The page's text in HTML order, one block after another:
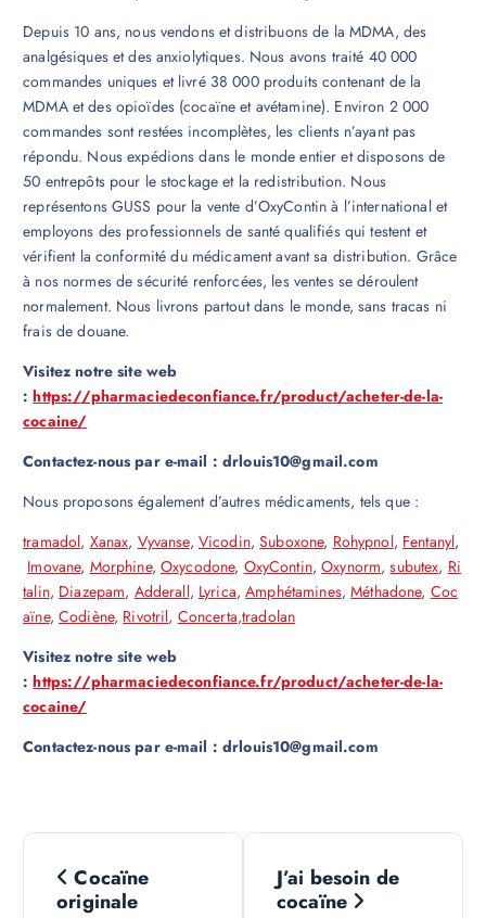
Depuis 10 ans, nous vendons et distribuons de la MDMA, des
analgésiques et des anxiolytiques. Nous avons traité 40 000
commandes uniques et livré 38 000 produits contenant de la
MDMA et des opioïdes (cocaïne et avétamine). Environ 2 000
commandes sont restées incomplètes, les clients n’ayant pas
répondu. Nous expédions dans le monde entier et disposons de
50 entrepôts pour le stockage et la redistribution. Nous
représentons GUSS pour la vente d’OxyContin à l’international et
employons des professionnels de santé qualifiés qui testent et
vérifient la conformité du médicament avant sa distribution. Grâce
à nos normes de sécurité renforcées, les ventes se déroulent
normalement. Nous livrons partout dans le monde, sans tracas ni
frais de douane.
Visitez notre site web
:https://pharmaciedeconfiance.fr/product/acheter-de-la-
cocaine/
Contactez-nous par e-mail : drlouis10@gmail.com
Nous proposons également d’autres médicaments, tels que :
tramadol, Xanax, Vyvanse, Vicodin,Suboxone, Rohypnol, Fentanyl,
Imovane, Morphine, Oxycodone, OxyContin,Oxynorm,subutex, Ri
talin, Diazepam, Adderall, Lyrica,Amphétamines,Méthadone, Coc
aïne, Codiène, Rivotril, Concerta,tradolan
Visitez notre site web
:https://pharmaciedeconfiance.fr/product/acheter-de-la-
cocaine/
Contactez-nous par e-mail : drlouis10@gmail.com
N
Cocaïne
originale
J’ai besoin de
cocaïne